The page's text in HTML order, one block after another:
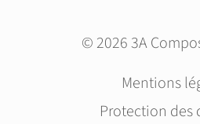
© 2026 3A
au
Mentions
Protection des